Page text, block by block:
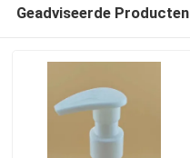
Geadviseerde Producten